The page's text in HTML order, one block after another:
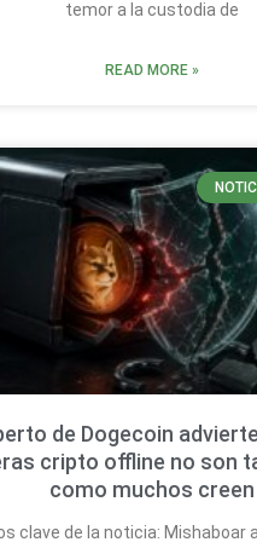
temor a la custodia de
READ MORE »
de Dogecoin
cripto offline no son
como muchos creen
clave de la noticia: Mishaboar